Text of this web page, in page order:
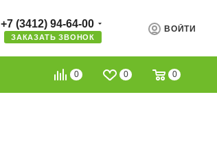
ВОЙТИ
+7 (3412) 94-64-00
ЗАКАЗАТЬ ЗВОНОК
0 0 0